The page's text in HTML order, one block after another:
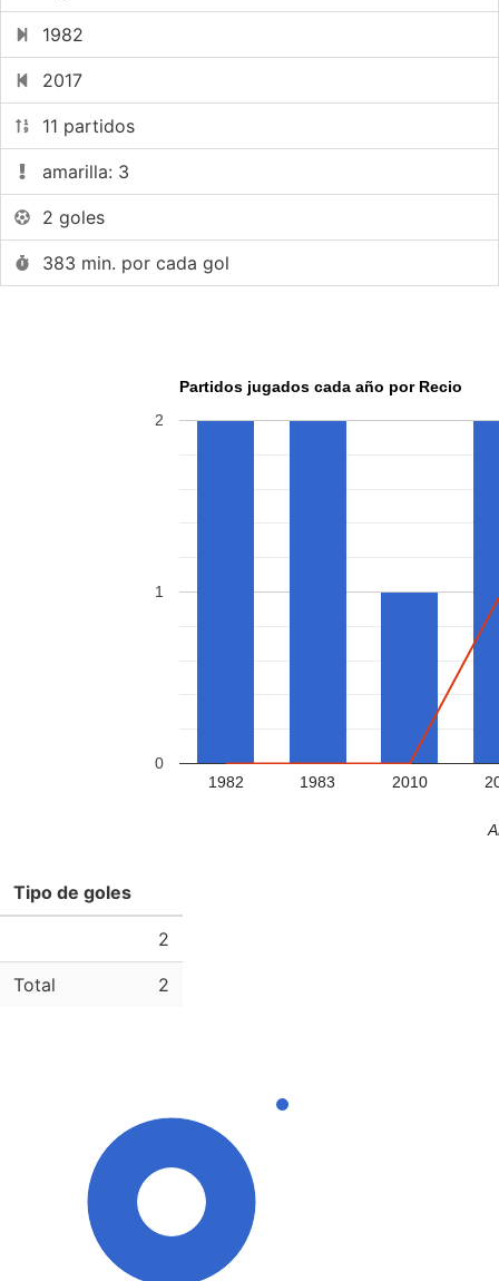
1982
2017
11 partidos
amarilla: 3
2 goles
383 min. por cada gol
Partidos jugados cada año por Recio
1982 1983 2010
0
1
2
Tipo de goles
2
Total 2